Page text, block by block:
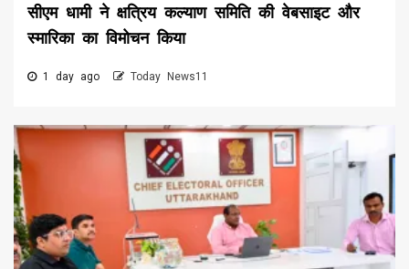
सीएम धामी ने क्षत्रिय कल्याण समिति की वेबसाइट और
स्मारिका का विमोचन किया
1 day ago Today News11